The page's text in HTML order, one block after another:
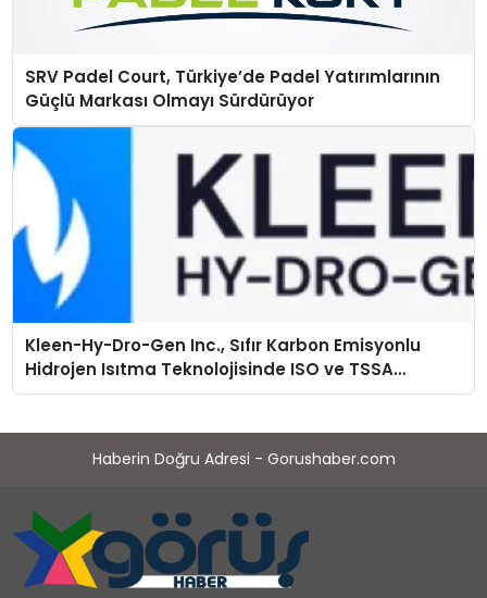
SRV Padel Court, Türkiye’de Padel Yatırımlarının
Güçlü Markası Olmayı Sürdürüyor
Kleen-Hy-Dro-Gen Inc., Sıfır Karbon Emisyonlu
Hidrojen Isıtma Teknolojisinde ISO ve TSSA
Düzenleyici Onaylarını Aldı
Haberin Doğru Adresi - Gorushaber.com